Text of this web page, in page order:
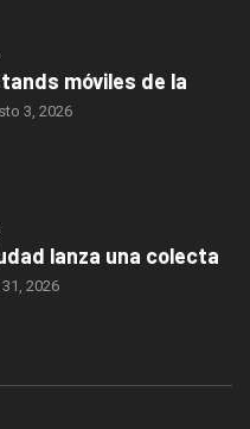
móviles de la
3, 2026
lanza una colecta
2026